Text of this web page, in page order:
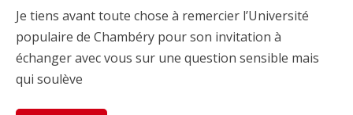
Je tiens avant toute chose à remercier l’Université
populaire de Chambéry pour son invitation à
échanger avec vous sur une question sensible mais
qui soulève